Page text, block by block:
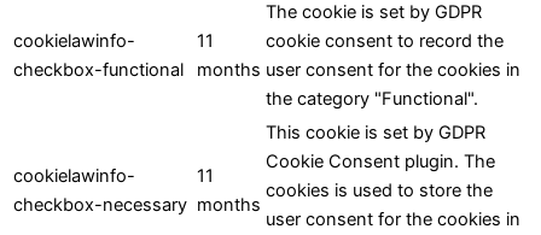
cookielawinfo-
checkbox-functional
11
months
The cookie is set by GDPR
cookie consent to record the
user consent for the cookies in
the category "Functional".
cookielawinfo-
checkbox-necessary
11
months
This cookie is set by GDPR
Cookie Consent plugin. The
cookies is used to store the
user consent for the cookies in